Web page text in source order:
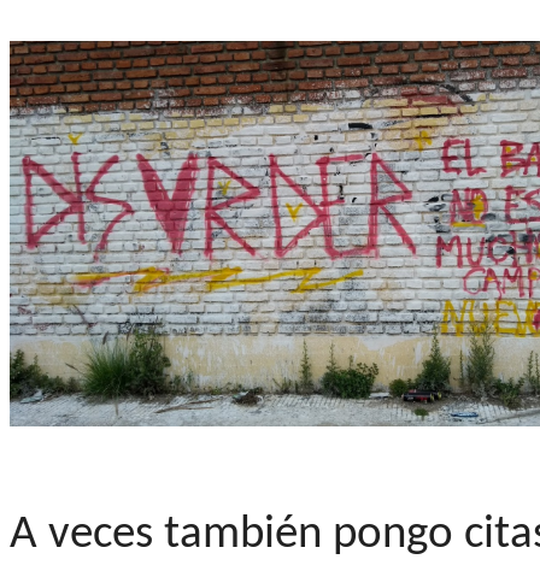
A veces también pongo